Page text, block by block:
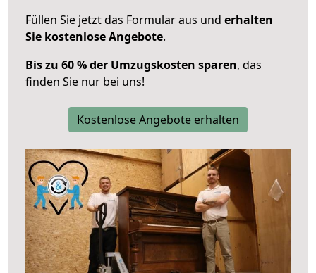
Füllen Sie jetzt das Formular aus und erhalten
Sie kostenlose Angebote.
Bis zu 60 % der Umzugskosten sparen, das
finden Sie nur bei uns!
Kostenlose Angebote erhalten